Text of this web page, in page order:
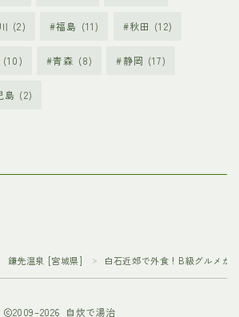
(2) 福島 (11) 秋田 (12)
(10) 青森 (8) 静岡 (17)
島 (2)
鎌先温泉 [宮城県] ＞ 白石近郊で外食！B級グルメが
2009–2026 自炊で湯治